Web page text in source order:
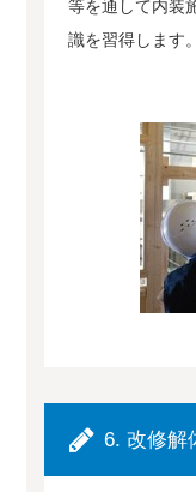
等を通して内装
識を習得します。
6. 改修解